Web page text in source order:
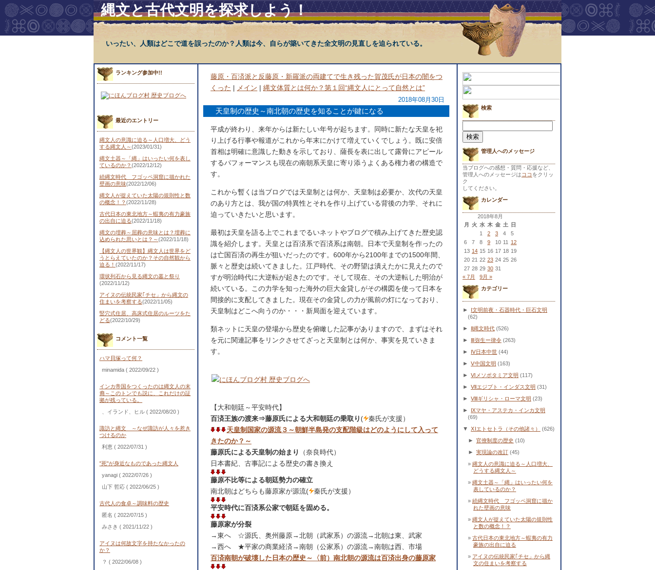
縄文と古代文明を探求しよう！
いったい、人類はどこで道を誤ったのか？人類は今、自らが築いてきた全文明の見直しを迫られている。
ランキング参加中!!
最近のエントリー
縄文人の意識に迫る～人口増大、どう
する縄文人～(2023/01/31)
縄文土器～「縄」はいったい何を表し
ているのか？ (2022/12/12)
続縄文時代 フゴッペ洞窟に描かれた
壁画の意味(2022/12/06)
縄文人が捉えていた太陽の規則性と数
の概念！？ (2022/11/28)
古代日本の東北地方～蝦夷の有力豪族
の出自に迫る(2022/11/18)
縄文の埋葬～屈葬の意味とは？埋葬に
込められた思いとは？～(2022/11/18)
【縄文人の世界観】縄文人は世界をど
うとらえていたのか？その自然観から
迫る！ (2022/11/17)
環状列石から見る縄文の墓と祭り
(2022/11/12)
アイヌの伝統民家｢チセ」から縄文の
住まいを考察する(2022/11/05)
竪穴式住居、高床式住居のルーツをた
どる(2022/10/29)
コメント一覧
ハマ貝塚って何？
minamida ( 2022/09/22 )
インカ帝国をつくったのは縄文人の末
裔～このトンでも説に、これだけの証
拠が残っている。
、イランド、ヒル ( 2022/08/20 )
諏訪と縄文 ～なぜ諏訪が人々を惹き
つけるのか
利恵 ( 2022/07/31 )
"死"が身近なものであった縄文人
yanagi ( 2022/07/26 )
山下 哲応 ( 2022/06/25 )
古代人の食卓～調味料の歴史
匿名 ( 2022/07/15 )
みさき ( 2021/11/22 )
アイヌは何故文字を持たなかったの
か？
？ ( 2022/06/08 )
藤原・百済派と反藤原・新羅派の両建てで生き残った賀茂氏が日本の闇をつ
くった | メイン | 縄文体質とは何か？第１回“縄文人にとって自然とは”
2018年08月30日
天皇制の歴史～南北朝の歴史を知ることが鍵になる
平成が終わり、来年からは新たしい年号が起ちます。同時に新たな天皇を祀
り上げる行事や報道がこれから年末にかけて増えていくでしょう。既に安倍
首相は明確に意識した動きを示しており、薩長を表に出して露骨にアピール
するパフォーマンスも現在の南朝系天皇に寄り添うよくある権力者の構造で
す。
これから暫くは当ブログでは天皇制とは何か、天皇制は必要か、次代の天皇
のあり方とは、我が国の特異性とそれを作り上げている背後の力学、それに
迫っていきたいと思います。
最初は天皇を語る上でこれまでるいネットやブログで積み上げてきた歴史認
識を紹介します。天皇とは百済系で百済系は南朝。日本で天皇制を作ったの
は亡国百済の再生が狙いだったのです。600年から2100年までの1500年間、
脈々と歴史は続いてきました。江戸時代、その野望は潰えたかに見えたので
すが明治時代に大逆転が起きたのです。そして現在、その大逆転した明治が
続いている。この力学を知った海外の巨大金貸しがその構図を使って日本を
間接的に支配してきました。現在その金貸しの力が風前の灯になっており、
天皇制はどこへ向うのか・・・新局面を迎えています。
類ネットに天皇の登場から歴史を俯瞰した記事がありますので、まずはそれ
を元に関連記事をリンクさせてざっと天皇制とは何か、事実を見ていきま
す。
【大和朝廷～平安時代】
百済王族の渡来⇒藤原氏による大和朝廷の乗取り (
秦氏が支援）
天皇制国家の源流３～朝鮮半島発の支配階級はどのようにして入って
きたのか？～
藤原氏による天皇制の始まり
（奈良時代）
日本書紀、古事記による歴史の書き換え
藤原不比等による朝廷勢力の確立
南北朝はどちらも藤原家が源流(
秦氏が支援）
平安時代に百済系公家で朝廷を固める。
藤原家が分裂
→東へ ☆源氏、奥州藤原→北朝（武家系）の源流→北朝は東、武家
→西へ ★平家の商業経済→南朝（公家系）の源流→南朝は西、市場
百済南朝が破壊した日本の歴史～〈前）南北朝の源流は百済出身の藤原家
検索
索:
管理人へのメッセージ
当ブログへの感想・質問・応援など、
管理人へのメッセージは ココ をクリッ
ク
してください。
カレンダー
2018年8月
月
火 水 木 金 土
日
1
2 3 4
5
6
7 8 9 10 11
12
13 14 15 16 17 18 19
20 21 22 23 24 25 26
27 28 29 30 31
« 7月
9月 »
カテゴリー
►
Ⅰ文明前夜・石器時代・巨石文明
(62)
► Ⅱ縄文時代 (526)
► Ⅲ弥生ー律令 (263)
► Ⅳ日本中世 (44)
► Ⅴ中国文明 (163)
► Ⅵメソポタミア文明 (117)
► Ⅶエジプト・インダス文明 (31)
► Ⅷギリシャ・ローマ文明 (23)
►
Ⅸマヤ・アステカ・インカ文明
(69)
▼ ⅩⅠエトセトラ（その他諸々） (626)
► 官僚制度の歴史 (10)
► 実現論の改訂 (45)
縄文人の意識に迫る～人口増大、
どうする縄文人～
縄文土器～「縄」はいったい何を
表しているのか？
続縄文時代 フゴッペ洞窟に描か
れた壁画の意味
縄文人が捉えていた太陽の規則性
と数の概念！？
古代日本の東北地方～蝦夷の有力
豪族の出自に迫る
アイヌの伝統民家｢チセ」から縄
文の住まいを考察する